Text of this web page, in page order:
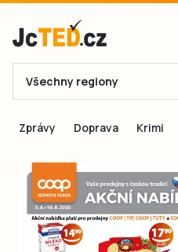
E-mail
Všechny regiony
Zprávy Doprava Krimi